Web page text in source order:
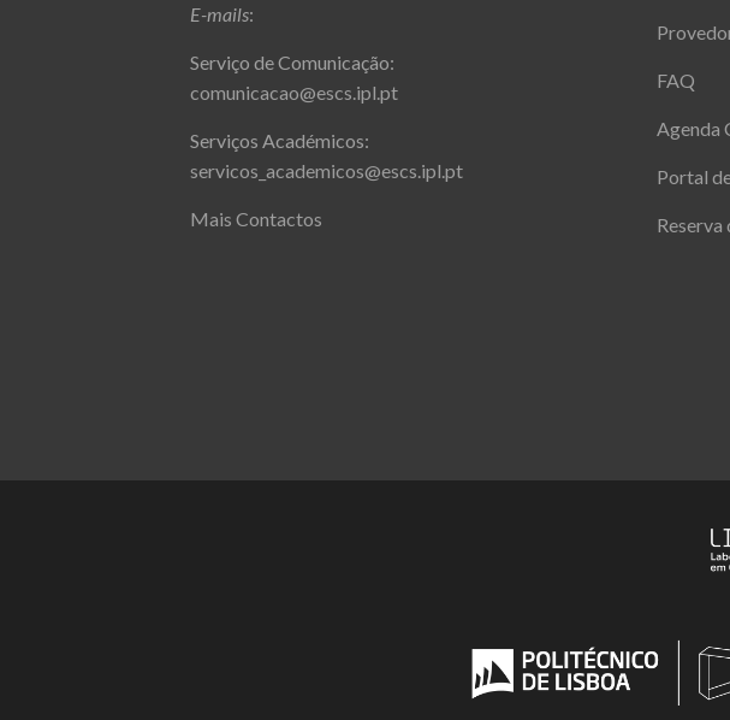
E-mails:
Serviço de Comunicação:
comunicacao@escs.ipl.pt
Serviços Académicos:
servicos_academicos@escs.ipl.pt
Mais Contactos
FAQ
Agenda
Portal